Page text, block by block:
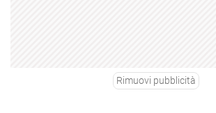
Rimuovi pubblicità